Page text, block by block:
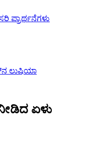
ಪ್ರಾರ್ಥನೆಗಳು
ಲುಷಿಯಾ
ಏಳು